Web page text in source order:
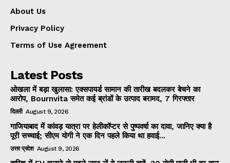
About Us
Privacy Policy
Terms of Use Agreement
Latest Posts
ओखला में बड़ा खुलासा: एक्सपायर्ड सामान की तारीख बदलकर बेचने का
आरोप, Bournvita समेत कई ब्रांडों के उत्पाद बरामद, 7 गिरफ्तार
दिल्ली August 9, 2026
गाजियाबाद में कांवड़ यात्रा पर हेलीकॉप्टर से पुष्पवर्षा का दावा, जानिए क्या है
पूरी सच्चाई; सीएम योगी ने एक दिन पहले किया था हवाई...
उत्तर प्रदेश August 9, 2026